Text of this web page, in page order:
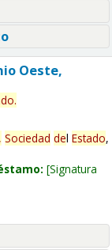
Oeste,
.
Sociedad del Estado,
Signatura